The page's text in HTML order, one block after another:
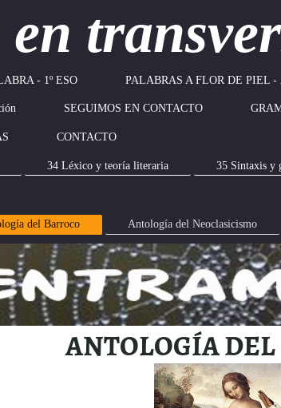
- 1º ESO PALABRAS A FLOR DE PIEL -
SEGUIMOS EN CONTACTO
CONTACTO
34 Léxico y teoría literaria 35 Sintaxis y
del Barroco Antología del Neoclasicismo
ANTOLOGÍA